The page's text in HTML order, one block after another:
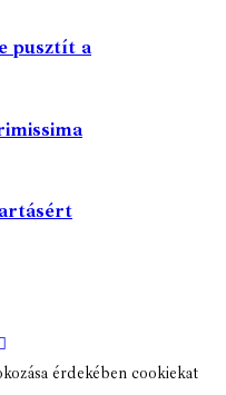
pusztít a
érdekében cookiekat